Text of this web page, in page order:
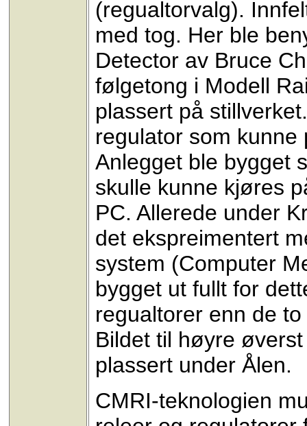
(regualtorvalg).
med tog. Her ble
Detector av Bruce
følgetong i Modell
plassert på
regulator som kunne
Anlegget ble bygget
skulle kunne kjøres
PC. Allerede under
det ekspreimentert
system (Computer
bygget ut fullt for
regualtorer enn de
Bildet til høyre
plassert under Ålen.
CMRI-teknologien